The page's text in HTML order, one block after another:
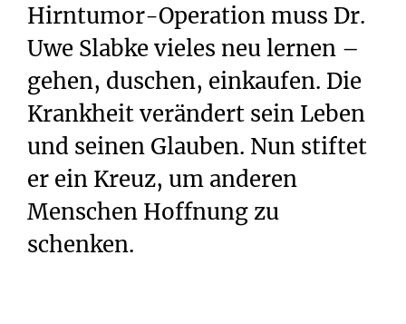
Hirntumor-Operation muss Dr.
Uwe Slabke vieles neu lernen –
gehen, duschen, einkaufen. Die
Krankheit verändert sein Leben
und seinen Glauben. Nun stiftet
er ein Kreuz, um anderen
Menschen Hoffnung zu
schenken.